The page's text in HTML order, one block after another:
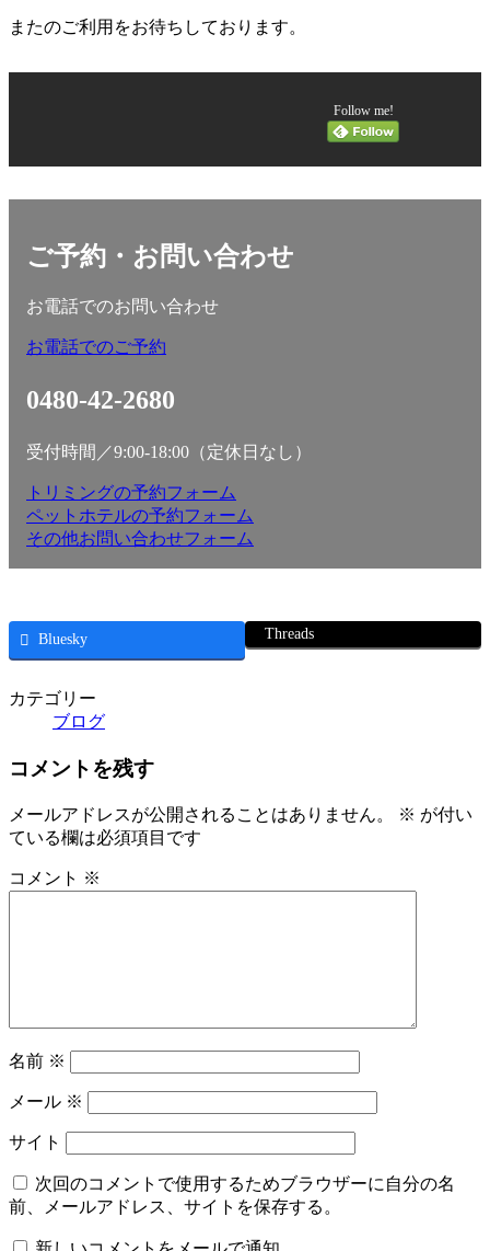
またのご利用をお待ちしております。
Follow me!
ご予約・お問い合わせ
お電話でのお問い合わせ
お電話でのご予約
0480-42-2680
受付時間／9:00-18:00（定休日なし）
トリミングの予約フォーム
ペットホテルの予約フォーム
その他お問い合わせフォーム
Bluesky Threads
カテゴリー
ブログ
コメントを残す
メールアドレスが公開されることはありません。 ※ が付い
ている欄は必須項目です
コメント ※
名前 ※
メール ※
サイト
次回のコメントで使用するためブラウザーに自分の名
前、メールアドレス、サイトを保存する。